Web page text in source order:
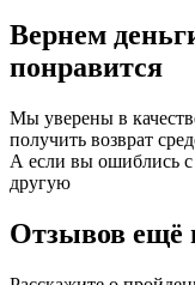
Вернем
понравится
Мы уверены в
получить возврат
А если вы ошиблись с
другую
Отзывов ещё